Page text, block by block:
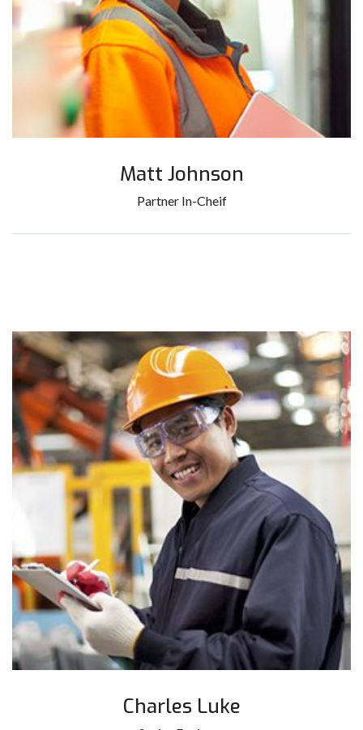
Matt Johnson
Partner In-Cheif
Charles Luke